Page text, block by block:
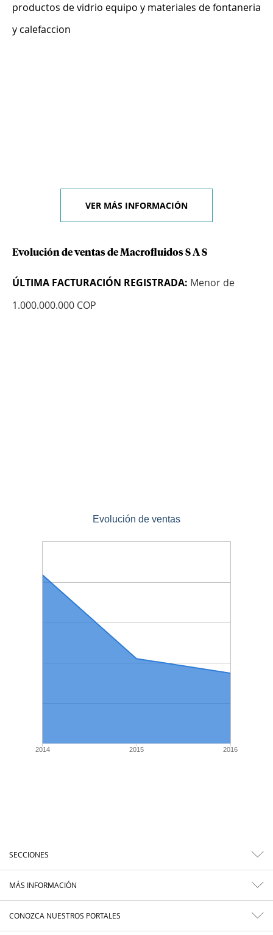
productos de vidrio equipo y materiales de fontaneria
y calefaccion
VER MÁS INFORMACIÓN
Evolución de ventas de Macrofluidos S A S
ÚLTIMA FACTURACIÓN REGISTRADA: Menor de
1.000.000.000 COP
Evolución de ventas
2014 2015 2016
SECCIONES
MÁS INFORMACIÓN
CONOZCA NUESTROS PORTALES